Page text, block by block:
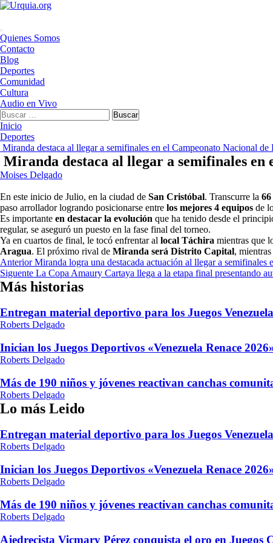
Saltar
Menú
principal
Quienes Somos
Contacto
Blog
Deportes
Comunidad
Cultura
Audio en Vivo
Buscar:
Inicio
Deportes
Miranda destaca al llegar a semifinales en el Campeonato Nacional
Miranda destaca al llegar a semifinales en
Moises Delgado
En este inicio de Julio, en la ciudad de San Cristóbal. Transcurre la
paso arrollador logrando posicionarse entre los mejores 4 equipos de
Es importante en destacar la evolución que ha tenido desde el
regular, se aseguró un puesto en la fase final del torneo.
Ya en cuartos de final, le tocó enfrentar al local Táchira mientras que
Aragua. El próximo rival de Miranda será Distrito Capital,
Navegación
de
entradas
AnteriorMiranda logra una destacada actuación al llegar a semifinales
Siguente La Copa Amaury Cartaya llega a la etapa final presentando
Más historias
Entregan material deportivo para los Juegos
Roberts Delgado
Inician los Juegos Deportivos «Venezuela Renace
Roberts Delgado
Más de 190 niños y jóvenes reactivan canchas
Roberts Delgado
Lo más Leido
Entregan material deportivo para los Juegos
Roberts Delgado
Inician los Juegos Deportivos «Venezuela Renace
Roberts Delgado
Más de 190 niños y jóvenes reactivan canchas
Roberts Delgado
Ajedrecista Vicmary Pérez conquista el oro en Juegos